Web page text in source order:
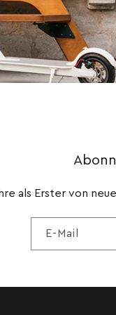
als Erster von
E-Mail